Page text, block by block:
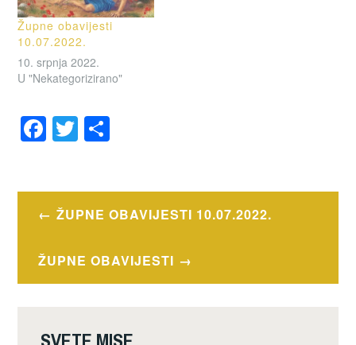
Župne obavijesti
10.07.2022.
10. srpnja 2022.
U "Nekategorizirano"
F
a
e
b
o
o
T
wi
er e
Navigacija
ŽUPNE OBAVIJESTI 10.07.2022.
ŽUPNE OBAVIJESTI